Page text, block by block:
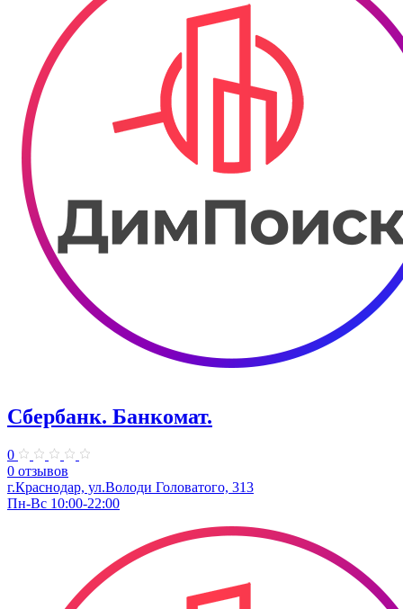
Сбербанк. Банкомат.
0
0 отзывов
г.Краснодар, ул.​Володи Головатого, 313
Пн-Вс 10:00-22:00